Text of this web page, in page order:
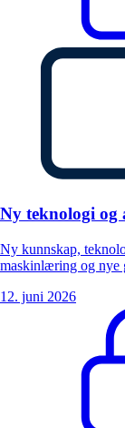
Ny teknologi
Ny kunnskap,
maskinlæring og nye
12. juni 2026